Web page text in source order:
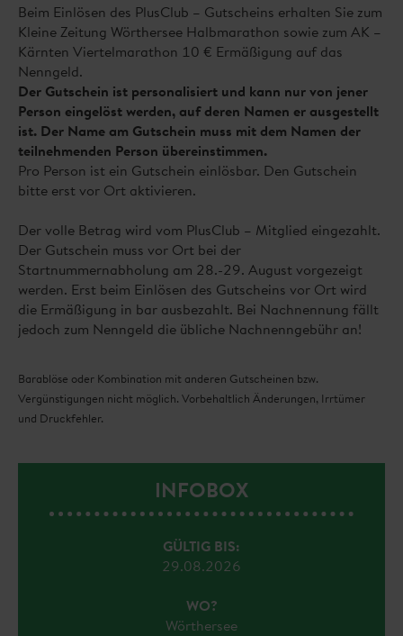
Beim Einlösen des PlusClub – Gutscheins erhalten Sie zum
Kleine Zeitung Wörthersee Halbmarathon sowie zum AK –
Kärnten Viertelmarathon 10 € Ermäßigung auf das
Nenngeld.
Der Gutschein ist personalisiert und kann nur von jener
Person eingelöst werden, auf deren Namen er ausgestellt
ist. Der Name am Gutschein muss mit dem Namen der
teilnehmenden Person übereinstimmen.
Pro Person ist ein Gutschein einlösbar. Den Gutschein
bitte erst vor Ort aktivieren.
Der volle Betrag wird vom PlusClub – Mitglied eingezahlt.
Der Gutschein muss vor Ort bei der
Startnummernabholung am 28.-29. August vorgezeigt
werden. Erst beim Einlösen des Gutscheins vor Ort wird
die Ermäßigung in bar ausbezahlt. Bei Nachnennung fällt
jedoch zum Nenngeld die übliche Nachnenngebühr an!
Barablöse oder Kombination mit anderen Gutscheinen bzw.
Vergünstigungen nicht möglich. Vorbehaltlich Änderungen, Irrtümer
und Druckfehler.
INFOBOX
GÜLTIG BIS:
29.08.2026
WO?
Wörthersee